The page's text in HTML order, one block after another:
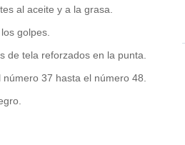
al aceite y a la grasa.
golpes.
de tela reforzados en la punta.
número 37 hasta el número 48.